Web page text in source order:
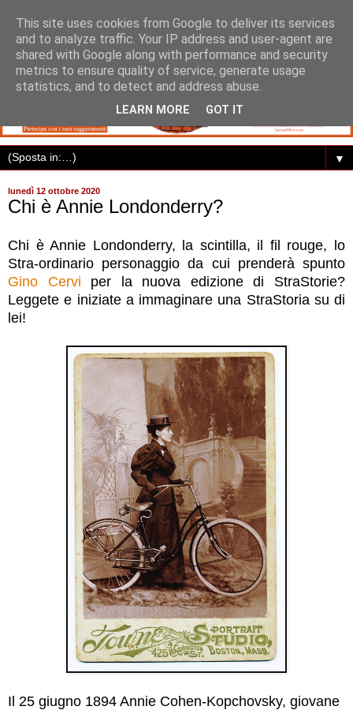
▼
lunedì 12 ottobre 2020
Chi è Annie Londonderry?
Chi è Annie Londonderry, la scintilla, il fil rouge, lo
Stra-ordinario personaggio da cui prenderà spunto
Gino Cervi per la nuova edizione di StraStorie?
Leggete e iniziate a immaginare una StraStoria su di
lei!
Il 25 giugno 1894 Annie Cohen-Kopchovsky, giovane
This site uses cookies from Google to deliver its services
and to analyze traffic. Your IP address and user-agent are
shared with Google along with performance and security
metrics to ensure quality of service, generate usage
statistics, and to detect and address abuse.
LEARN MORE GOT IT